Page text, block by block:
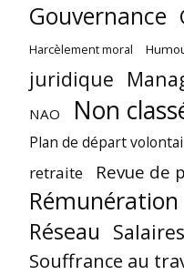
Gouvernance
Harcèlement moral
juridique
NAO Non
Plan de départ
retraite Revue de
Rémunération
Réseau Salaires
Souffrance au